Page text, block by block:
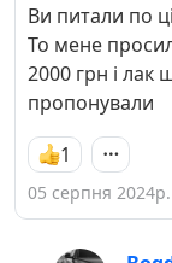
Ви питали по
То мене
2000 грн і лак
пропонували
1
05 серпня